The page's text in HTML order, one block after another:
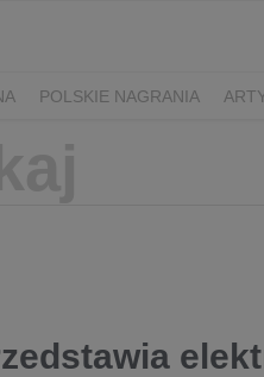
POLSKIE NAGRANIA